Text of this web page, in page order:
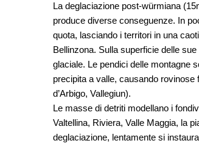
La deglaciazione post-würmiana
produce diverse conseguenze. In
quota, lasciando i territori in una
Bellinzona. Sulla superficie delle
glaciale. Le pendici delle montagne
precipita a valle, causando
d’Arbigo, Vallegiun).
Le masse di detriti modellano i
Valtellina, Riviera, Valle Maggia, la
deglaciazione, lentamente si